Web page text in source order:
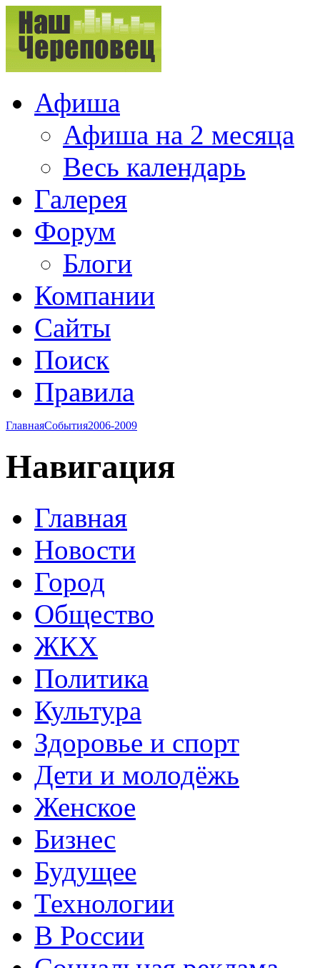
Афиша
Афиша на 2 месяца
Весь календарь
Галерея
Форум
Блоги
Компании
Сайты
Поиск
Правила
ГлавнаяСобытия2006-2009
Навигация
Главная
Новости
Город
Общество
ЖКХ
Политика
Культура
Здоровье и спорт
Дети и молодёжь
Женское
Бизнес
Будущее
Технологии
В России